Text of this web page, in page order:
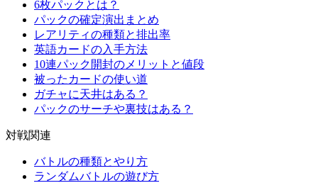
6枚パックとは？
パックの確定演出まとめ
レアリティの種類と排出率
英語カードの入手方法
10連パック開封のメリットと値段
被ったカードの使い道
ガチャに天井はある？
パックのサーチや裏技はある？
対戦関連
バトルの種類とやり方
ランダムバトルの遊び方